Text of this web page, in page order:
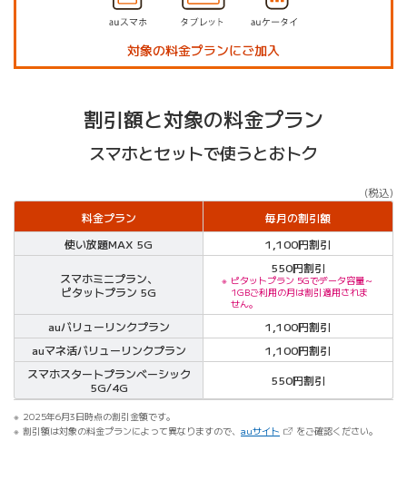
対象の料金プランにご加入
割引額と対象の料金プラン
スマホとセットで使うとおトク
(税込)
料金プラン
毎月の割引額
使い放題MAX 5G
1,100円割引
スマホミニプラン、
ピタットプラン 5G
550円割引
ピタットプラン 5Gでデータ容量～
1GBご利用の月は割引適用されま
せん。
auバリューリンクプラン
1,100円割引
auマネ活バリューリンクプラン
1,100円割引
スマホスタートプランベーシック
5G/4G
550円割引
2025年6月3日時点の割引金額です。
割引額は対象の料金プランによって異なりますので、 auサイト （新しいタブで開きます）
をご確認ください。